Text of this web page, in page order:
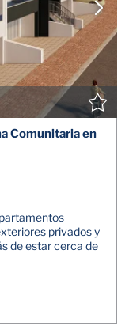
Comunitaria en
privados y
de estar cerca de